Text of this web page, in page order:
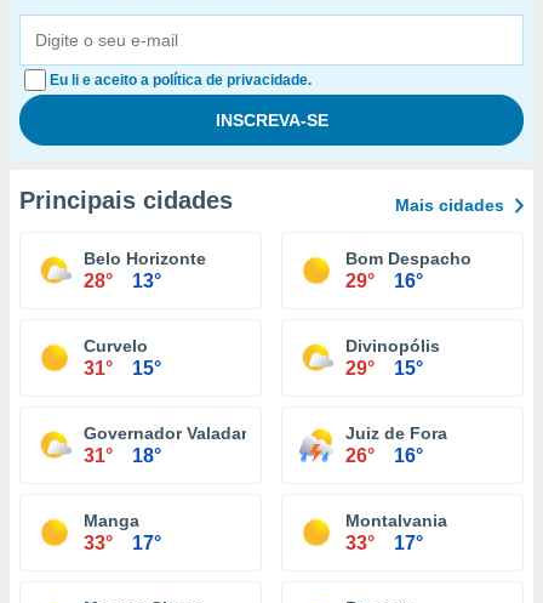
Eu li e aceito a política de privacidade.
Principais cidades Mais cidades
Belo Horizonte
28° 13°
Bom Despacho
29° 16°
Curvelo
31° 15°
Divinopólis
29° 15°
Governador Valadares
31° 18°
Juiz de Fora
26° 16°
Manga
33° 17°
Montalvania
33° 17°